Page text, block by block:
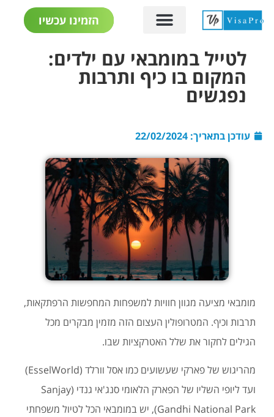
הזמינו עכשיו
לטייל במומבאי עם ילדים:
המקום בו כיף ותרבות
נפגשים
עודכן בתאריך: 22/02/2024
מומבאי מציעה מגוון חוויות למשפחות המחפשות הרפתקאות,
תרבות וכיף. המטרופולין העצום הזה מזמין מבקרים מכל
הגילים לחקור את שלל האטרקציות שבו.
מהריגוש של פארקי שעשועים כמו אסל וורלד (EsselWorld)
ועד ליופי השליו של הפארק הלאומי סנג'אי גנדי (Sanjay
Gandhi National Park), יש במומבאי הכל לטיול משפחתי